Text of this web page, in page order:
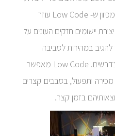
היתרון הגדול ביותר: זריזות. מכיוון ש- Low Code עוזר
יישומים חזקים העונים על
במהירות לסביבה
עסקית משתנה, ולשיפורים נדרשים. Low Code מאפשר
מכירה ותפעול, בסבבים קצרים
בזמן קצר.